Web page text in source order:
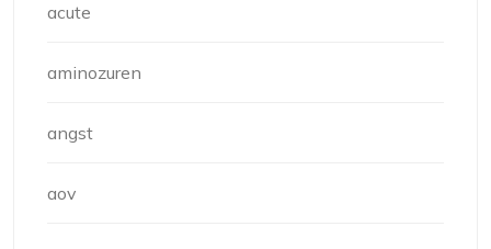
acute
aminozuren
angst
aov